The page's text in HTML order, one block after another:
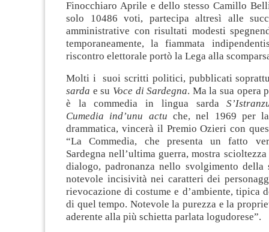
Finocchiaro Aprile e dello stesso Camillo
solo 10486 voti, partecipa altresì alle
amministrative con risultati modesti
temporaneamente, la fiammata
riscontro elettorale portò la Lega alla
Molti i suoi scritti politici, pubblicati
sarda e su Voce di Sardegna. Ma la sua opera
è la commedia in lingua sarda
Cumedia ind’unu actu che, nel 1969 per
drammatica, vincerà il Premio Ozieri con
“La Commedia, che presenta un fatto
Sardegna nell’ultima guerra, mostra
dialogo, padronanza nello svolgimento della
notevole incisività nei caratteri dei
rievocazione di costume e d’ambiente, tipica
di quel tempo. Notevole la purezza e la
aderente alla più schietta parlata logudorese”.